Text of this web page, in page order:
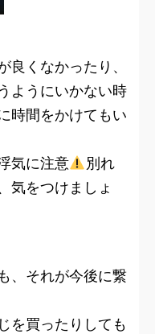
良くなかったり、
ようにいかない時
時間をかけてもい
気に注意
別れ
気をつけましょ
、それが今後に繋
を買ったりしても